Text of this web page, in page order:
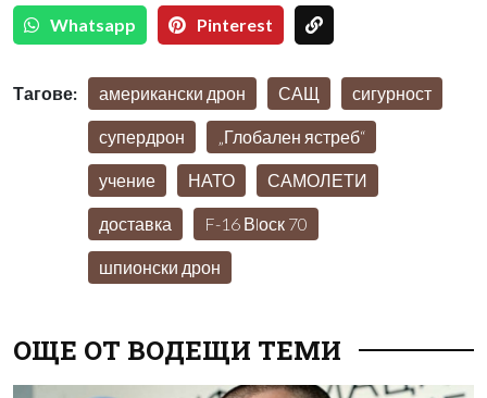
Whatsapp Pinterest
Тагове: американски дрон САЩ сигурност
супердрон „Глобален ястреб“
учение НАТО САМОЛЕТИ
доставка F-16 Вlоск 70
шпионски дрон
ОЩЕ ОТ ВОДЕЩИ ТЕМИ